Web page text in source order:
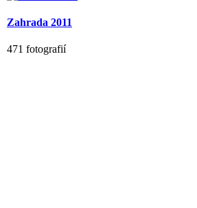
Zahrada 2011
471 fotografií